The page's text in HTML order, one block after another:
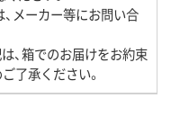
メーカー等にお問い合
、箱でのお届けをお約束
了承ください。